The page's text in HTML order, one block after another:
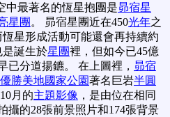
中最著名的恆星抱團是昴宿星
星團 。 昴宿星團近在450光年之
星形成活動可能還會再持續約
是誕生於星團裡，但如今已45億
已分道揚鑣。 在上圖裡， 昴宿
優勝美地國家公園著名巨岩半圓
月的主題影像 ，是由位在相同
攝的28張前景照片和174張背景